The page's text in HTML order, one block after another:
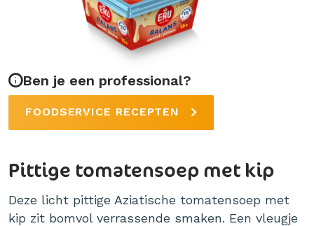
Ben je een professional?
FOODSERVICE RECEPTEN
Pittige tomatensoep met kip
Deze licht pittige Aziatische tomatensoep met
kip zit bomvol verrassende smaken. Een vleugje